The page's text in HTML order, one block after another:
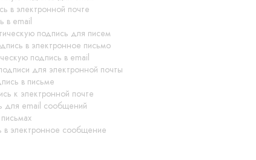
в электронной почте
в email
подпись для писем
в электронное письмо
подпись в email
для электронной почты
в письме
к электронной почте
для email сообщений
в электронное сообщение